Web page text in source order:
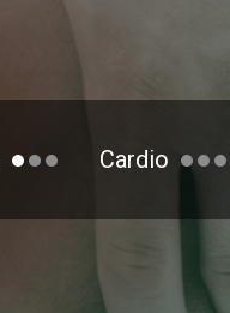
Cardio